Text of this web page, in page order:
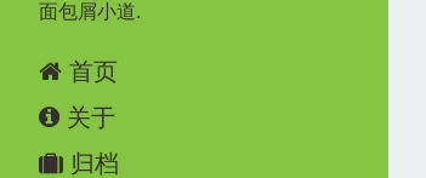
面包屑小道.
首页
关于
归档